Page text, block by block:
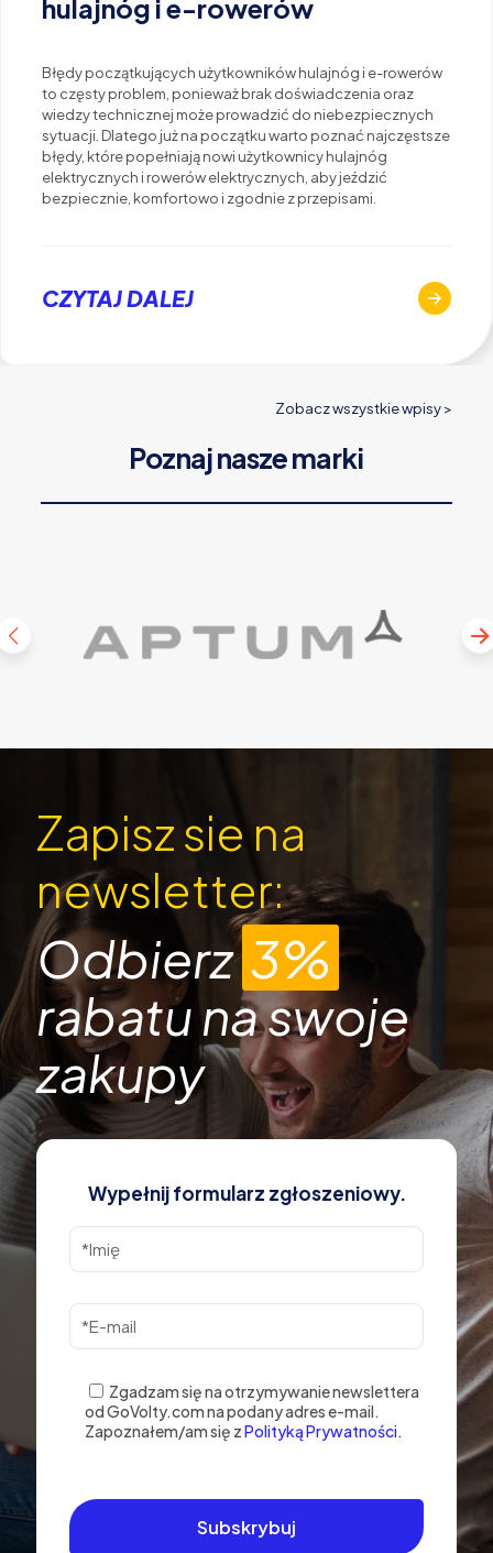
hulajnóg i e-rowerów
Błędy początkujących użytkowników hulajnóg i e-rowerów
to częsty problem, ponieważ brak doświadczenia oraz
wiedzy technicznej może prowadzić do niebezpiecznych
sytuacji. Dlatego już na początku warto poznać najczęstsze
błędy, które popełniają nowi użytkownicy hulajnóg
elektrycznych i rowerów elektrycznych, aby jeździć
bezpiecznie, komfortowo i zgodnie z przepisami.
CZYTAJ DALEJ
Zobacz wszystkie wpisy >
Poznaj nasze marki
Zapisz sie na
newsletter:
Odbierz3%
rabatu na swoje
zakupy
Wypełnij formularz zgłoszeniowy.
Zgadzam się na otrzymywanie newslettera
od GoVolty.com na podany adres e-mail.
Zapoznałem/am się zPolityką Prywatności.